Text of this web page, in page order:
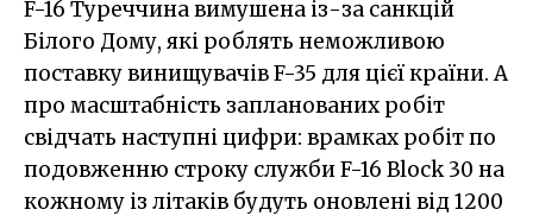
F-16 Туреччина вимушена із-за санкцій
Білого Дому, які роблять неможливою
поставку винищувачів F-35 для цієї країни. А
про масштабність запланованих робіт
свідчать наступні цифри: врамках робіт по
подовженню строку служби F-16 Block 30 на
кожному із літаків будуть оновлені від 1200